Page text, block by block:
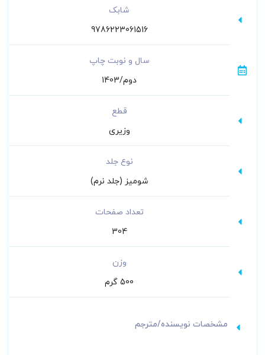
از دایرة المعارف فارسی مصاحب استفاده شده
شابک
9786223061516
سال و نوبت چاپ
دوم/1403
قطع
وزیری
نوع جلد
شومیز (جلد نرم)
تعداد صفحات
304
وزن
500 گرم
مشخصات نویسنده/مترجم